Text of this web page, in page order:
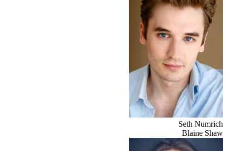
Seth Numrich
Blaine Shaw